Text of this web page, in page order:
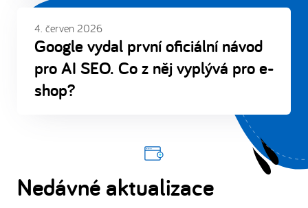
Google vydal první oficiální návod
pro AI SEO. Co z něj vyplývá pro e-
shop?
4. červen 2026
Nedávné aktualizace